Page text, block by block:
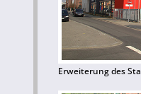
Erweiterung des